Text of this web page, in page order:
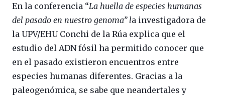
En la conferencia “La huella de especies humanas
del pasado en nuestro genoma” la investigadora de
la UPV/EHU Conchi de la Rúa explica que el
estudio del ADN fósil ha permitido conocer que
en el pasado existieron encuentros entre
especies humanas diferentes. Gracias a la
paleogenómica, se sabe que neandertales y